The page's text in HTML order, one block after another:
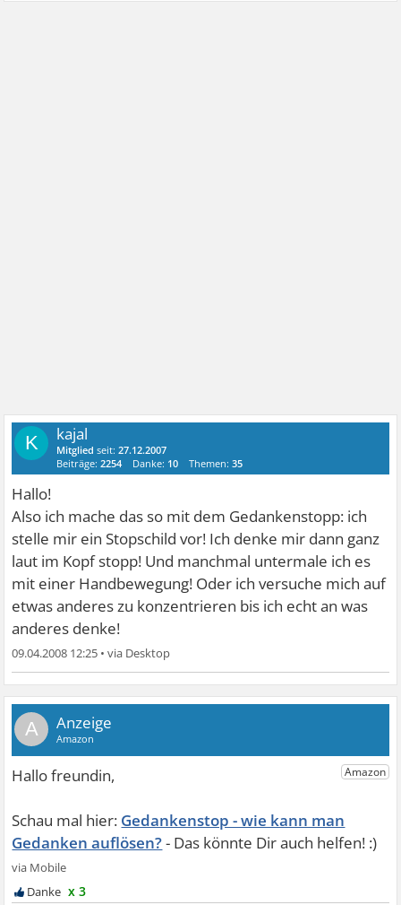
K kajal
Mitglied seit:27.12.2007
Beiträge:2254 Danke: 10 Themen:35
Hallo!
Also ich mache das so mit dem Gedankenstopp: ich
stelle mir ein Stopschild vor! Ich denke mir dann ganz
laut im Kopf stopp! Und manchmal untermale ich es
mit einer Handbewegung! Oder ich versuche mich auf
etwas anderes zu konzentrieren bis ich echt an was
anderes denke!
09.04.2008 12:25 •
A
Gedankenstop - wie kann man
Gedanken auflösen?
x 3